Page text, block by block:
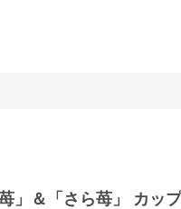
＆「さら苺」 カッ